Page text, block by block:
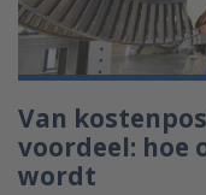
Van
voordeel: hoe
wordt